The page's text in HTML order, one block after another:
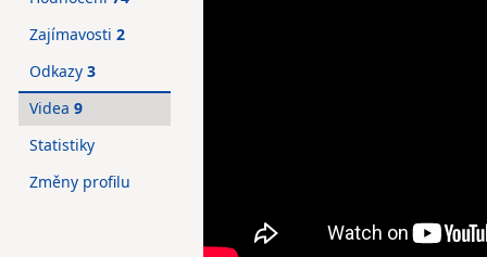
Zajímavosti 2
Odkazy 3
Videa 9
Statistiky
Změny profilu